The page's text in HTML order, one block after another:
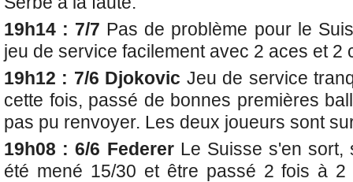
19h14 : 7/7 Pas de problème pour le
jeu de service facilement avec 2 aces et 2
19h12 : 7/6 Djokovic Jeu de service
cette fois, passé de bonnes premières
pas pu renvoyer. Les deux joueurs sont
19h08 : 6/6 Federer Le Suisse s'en
été mené 15/30 et être passé 2 fois à 2